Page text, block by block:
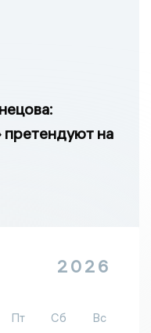
на
2026
Пт Сб Вс